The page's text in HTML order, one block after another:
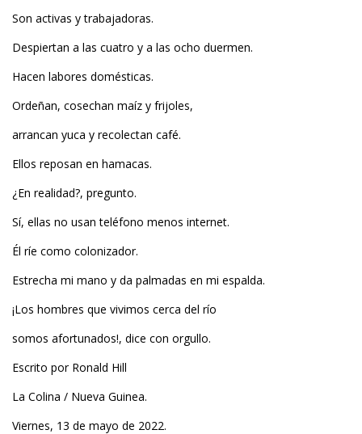
Son activas y trabajadoras.
Despiertan a las cuatro y a las ocho duermen.
Hacen labores domésticas.
Ordeñan, cosechan maíz y frijoles,
arrancan yuca y recolectan café.
Ellos reposan en hamacas.
¿En realidad?, pregunto.
Sí, ellas no usan teléfono menos internet.
Él ríe como colonizador.
Estrecha mi mano y da palmadas en mi espalda.
¡Los hombres que vivimos cerca del río
somos afortunados!, dice con orgullo.
Escrito por Ronald Hill
La Colina / Nueva Guinea.
Viernes, 13 de mayo de 2022.